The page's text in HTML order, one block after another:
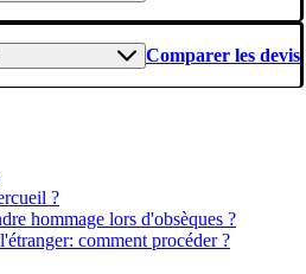
Comparer les devis
?
hommage lors d'obsèques ?
comment procéder ?